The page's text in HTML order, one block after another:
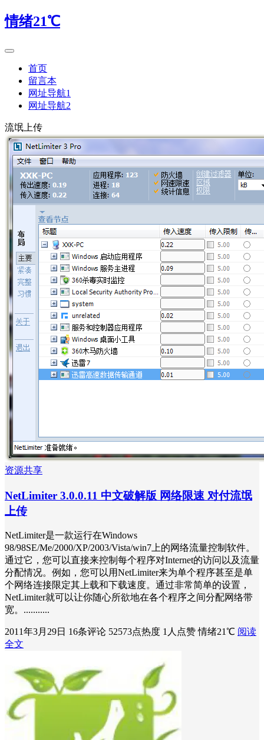
情绪21℃
首页
留言本
网址导航1
网址导航2
流氓上传
资源共享
NetLimiter 3.0.0.11 中文破解版 网络限速 对付流氓
上传
NetLimiter是一款运行在Windows
98/98SE/Me/2000/XP/2003/Vista/win7上的网络流量控制软件。
通过它，您可以直接来控制每个程序对Internet的访问以及流量
分配情况。例如，您可以用NetLimiter来为单个程序甚至是单
个网络连接限定其上载和下载速度。通过非常简单的设置，
NetLimiter就可以让你随心所欲地在各个程序之间分配网络带
宽。...........
2011年3月29日 16条评论 52573点热度 1人点赞 情绪21℃ 阅读
全文